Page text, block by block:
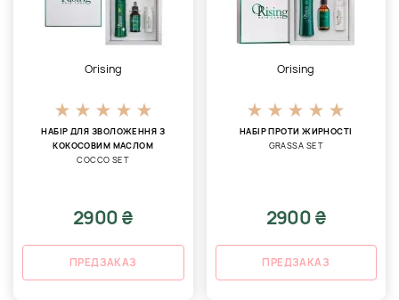
Orising
НАБІР ДЛЯ ЗВОЛОЖЕННЯ З
КОКОСОВИМ МАСЛОМ
COCCO SET
2900 ₴
ПРЕДЗАКАЗ
Orising
НАБІР ПРОТИ ЖИРНОСТІ
GRASSA SET
2900 ₴
ПРЕДЗАКАЗ